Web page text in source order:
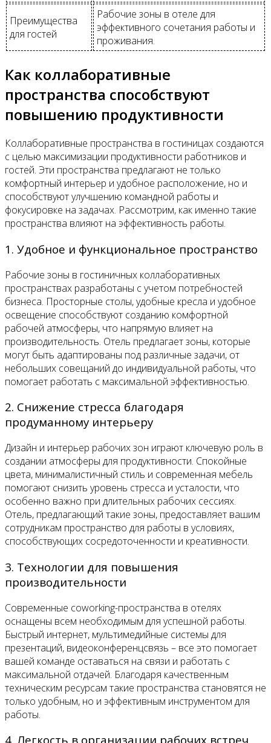
Преимущества
для гостей
Рабочие зоны в отеле для
эффективного сочетания работы и
проживания.
Как коллаборативные
пространства способствуют
повышению продуктивности
Коллаборативные пространства в гостиницах создаются
с целью максимизации продуктивности работников и
гостей. Эти пространства предлагают не только
комфортный интерьер и удобное расположение, но и
способствуют улучшению командной работы и
фокусировке на задачах. Рассмотрим, как именно такие
пространства влияют на эффективность работы.
1. Удобное и функциональное пространство
Рабочие зоны в гостиничных коллаборативных
пространствах разработаны с учетом потребностей
бизнеса. Просторные столы, удобные кресла и удобное
освещение способствуют созданию комфортной
рабочей атмосферы, что напрямую влияет на
производительность. Отель предлагает зоны, которые
могут быть адаптированы под различные задачи, от
небольших совещаний до индивидуальной работы, что
помогает работать с максимальной эффективностью.
2. Снижение стресса благодаря
продуманному интерьеру
Дизайн и интерьер рабочих зон играют ключевую роль в
создании атмосферы для продуктивности. Спокойные
цвета, минималистичный стиль и современная мебель
помогают снизить уровень стресса и усталости, что
особенно важно при длительных рабочих сессиях.
Отель, предлагающий такие зоны, предоставляет вашим
сотрудникам пространство для работы в условиях,
способствующих сосредоточенности и креативности.
3. Технологии для повышения
производительности
Современные coworking-пространства в отелях
оснащены всем необходимым для успешной работы.
Быстрый интернет, мультимедийные системы для
презентаций, видеоконференцсвязь – все это помогает
вашей команде оставаться на связи и работать с
максимальной отдачей. Благодаря качественным
техническим ресурсам такие пространства становятся не
только удобным, но и эффективным инструментом для
работы.
4. Легкость в организации рабочих встреч